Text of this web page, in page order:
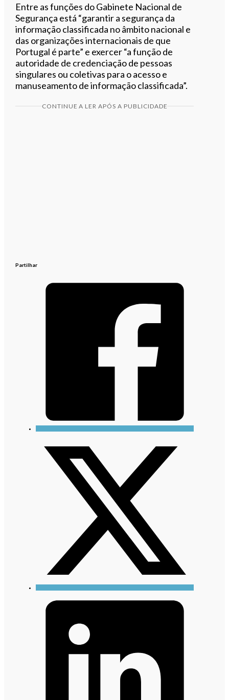
Entre as funções do Gabinete Nacional de
Segurança está “garantir a segurança da
informação classificada no âmbito nacional e
das organizações internacionais de que
Portugal é parte” e exercer “a função de
autoridade de credenciação de pessoas
singulares ou coletivas para o acesso e
manuseamento de informação classificada”.
CONTINUE A LER APÓS A PUBLICIDADE
Partilhar